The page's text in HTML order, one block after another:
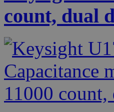
count, dual